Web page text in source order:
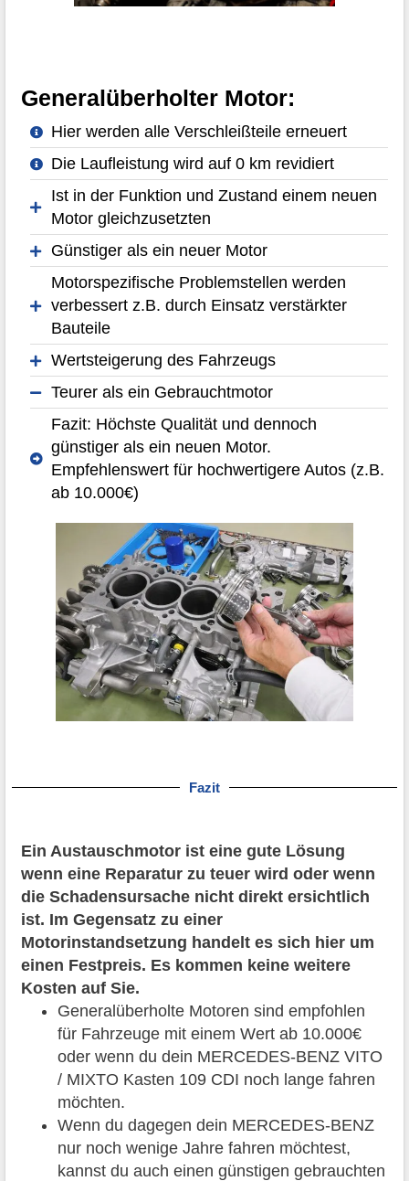
Generalüberholter Motor:
Hier werden alle Verschleißteile erneuert
Die Laufleistung wird auf 0 km revidiert
Ist in der Funktion und Zustand einem neuen
Motor gleichzusetzten
Günstiger als ein neuer Motor
Motorspezifische Problemstellen werden
verbessert z.B. durch Einsatz verstärkter
Bauteile
Wertsteigerung des Fahrzeugs
Teurer als ein Gebrauchtmotor
Fazit: Höchste Qualität und dennoch
günstiger als ein neuen Motor.
Empfehlenswert für hochwertigere Autos (z.B.
ab 10.000€)
Fazit
Ein Austauschmotor ist eine gute Lösung
wenn eine Reparatur zu teuer wird oder wenn
die Schadensursache nicht direkt ersichtlich
ist. Im Gegensatz zu einer
Motorinstandsetzung handelt es sich hier um
einen Festpreis. Es kommen keine weitere
Kosten auf Sie.
Generalüberholte Motoren sind empfohlen
für Fahrzeuge mit einem Wert ab 10.000€
oder wenn du dein MERCEDES-BENZ VITO
/ MIXTO Kasten 109 CDI noch lange fahren
möchten.
Wenn du dagegen dein MERCEDES-BENZ
nur noch wenige Jahre fahren möchtest,
kannst du auch einen günstigen gebrauchten